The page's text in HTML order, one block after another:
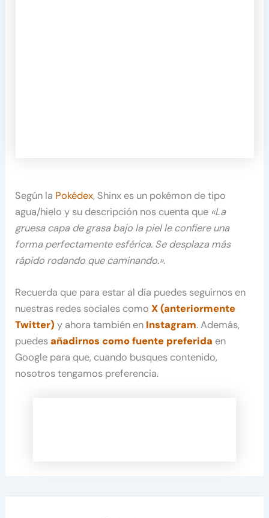
Según la Pokédex, Shinx es un pokémon de tipo
agua/hielo y su descripción nos cuenta que «La
gruesa capa de grasa bajo la piel le confiere una
forma perfectamente esférica. Se desplaza más
rápido rodando que caminando.».
Recuerda que para estar al día puedes seguirnos en
nuestras redes sociales comoX (anteriormente
Twitter) y ahora también en Instagram. Además,
puedesañadirnos como fuente preferida en
Google para que, cuando busques contenido,
nosotros tengamos preferencia.